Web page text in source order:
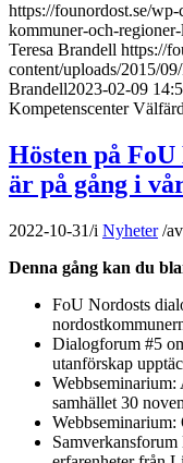
https://founordost.se/
kommuner-och-
Teresa Brandell https://
content/uploads/2015/
Brandell2023-02-09
Kompetenscenter
Hösten på FoU
är på gång i
2022-10-31/i Nyheter /av
Denna gång kan du
FoU Nordosts
Dialogforum #5
utanförskap
Webbseminarium:
samhället 30